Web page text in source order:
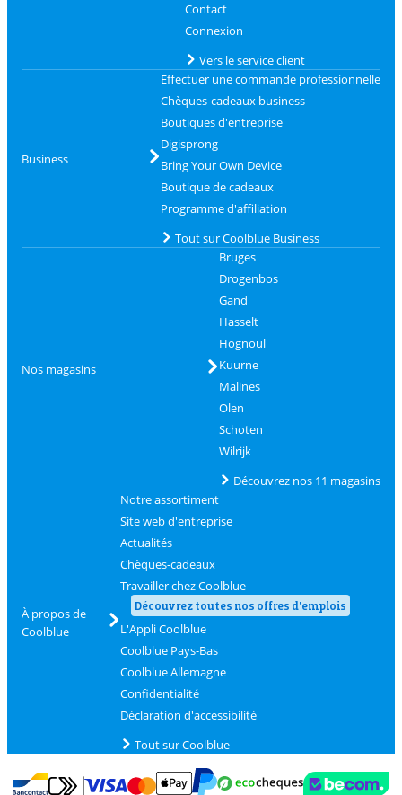
Contact
Connexion
Vers le service client
Business
Effectuer une commande professionnelle
Chèques-cadeaux business
Boutiques d'entreprise
Digisprong
Bring Your Own Device
Boutique de cadeaux
Programme d'affiliation
Tout sur Coolblue Business
Nos magasins
Bruges
Drogenbos
Gand
Hasselt
Hognoul
Kuurne
Malines
Olen
Schoten
Wilrijk
Découvrez nos 11 magasins
À propos de
Coolblue
Notre assortiment
Site web d'entreprise
Actualités
Chèques-cadeaux
Travailler chez Coolblue
Découvrez toutes nos offres d'emplois
L'Appli Coolblue
Coolblue Pays-Bas
Coolblue Allemagne
Confidentialité
Déclaration d'accessibilité
Tout sur Coolblue